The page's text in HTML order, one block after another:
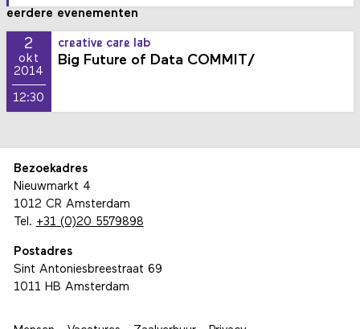
eerdere evenementen
2
okt
2014
12:30
creative care lab
Big Future of Data COMMIT/
Bezoekadres
Nieuwmarkt 4
1012 CR Amsterdam
Tel. +31 (0)20 5579898
Postadres
Sint Antoniesbreestraat 69
1011 HB Amsterdam